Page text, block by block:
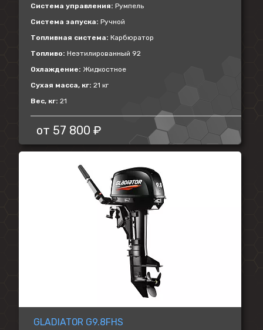
Система управления: Румпель
Система запуска: Ручной
Топливная система: Карбюратор
Топливо: Неэтилированный 92
Охлаждение: Жидкостное
Сухая масса, кг: 21 кг
Вес, кг: 21
от 57 800 ₽
GLADIATOR G9.8FHS